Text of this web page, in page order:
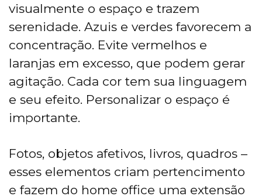
visualmente o espaço e trazem
serenidade. Azuis e verdes favorecem a
concentração. Evite vermelhos e
laranjas em excesso, que podem gerar
agitação. Cada cor tem sua linguagem
e seu efeito. Personalizar o espaço é
importante.
Fotos, objetos afetivos, livros, quadros –
esses elementos criam pertencimento
e fazem do home office uma extensão